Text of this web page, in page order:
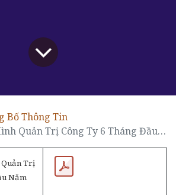
Bố Thông Tin
Trị Công Ty 6 Tháng Đầu Năm 2019
Quản Trị
Năm